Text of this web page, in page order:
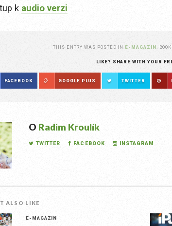
k audio verzi
THIS ENTRY WAS POSTED IN E-MAGAZÍN .
LIKE? SHARE WITH YOUR
FACEBOOK GOOGLE PLUS TWITTER
O Radim Kroulík
TWITTER FACEBOOK INSTAGRAM
ALSO LIKE
E-MAGAZÍN